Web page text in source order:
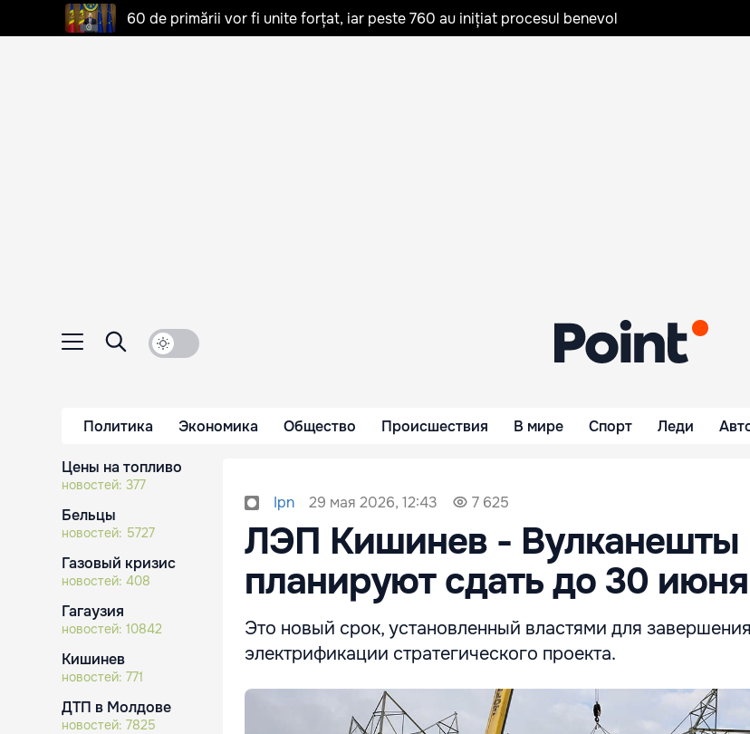
60 de primării vor fi unite forțat, iar peste 760 au inițiat procesul benevol
Политика Экономика Общество Происшествия В мире Спорт Леди
Цены на топливо
новостей: 377
Бельцы
новостей: 5727
Газовый кризис
новостей: 408
Гагаузия
новостей: 10842
Кишинев
новостей: 771
ДТП в Молдове
новостей: 7825
Ipn 29 мая 2026, 12:43 7 625
ЛЭП Кишинев - Вулканешты
планируют сдать до 30 июня
Это новый срок, установленный властями для
электрификации стратегического проекта.